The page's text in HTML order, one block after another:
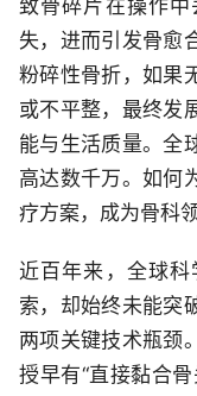
致骨碎片在操作
失，进而引发骨愈
粉碎性骨折，如果
或不平整，最终发
能与生活质量。全
高达数千万。如何
疗方案，成为骨科
近百年来，全球
索，却始终未能突
两项关键技术瓶颈
授早有“直接黏合